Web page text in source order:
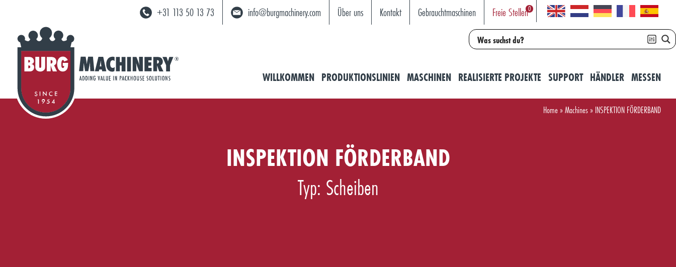
+31 113 50 13 73 info@burgmachinery.com Über uns Kontakt Gebrauchtmaschinen Freie Stellen0
WILLKOMMEN PRODUKTIONSLINIEN MASCHINEN REALISIERTE PROJEKTE SUPPORT HÄNDLER MESSEN
Home»Machines» INSPEKTION FÖRDERBAND
INSPEKTION FÖRDERBAND
Typ: Scheiben